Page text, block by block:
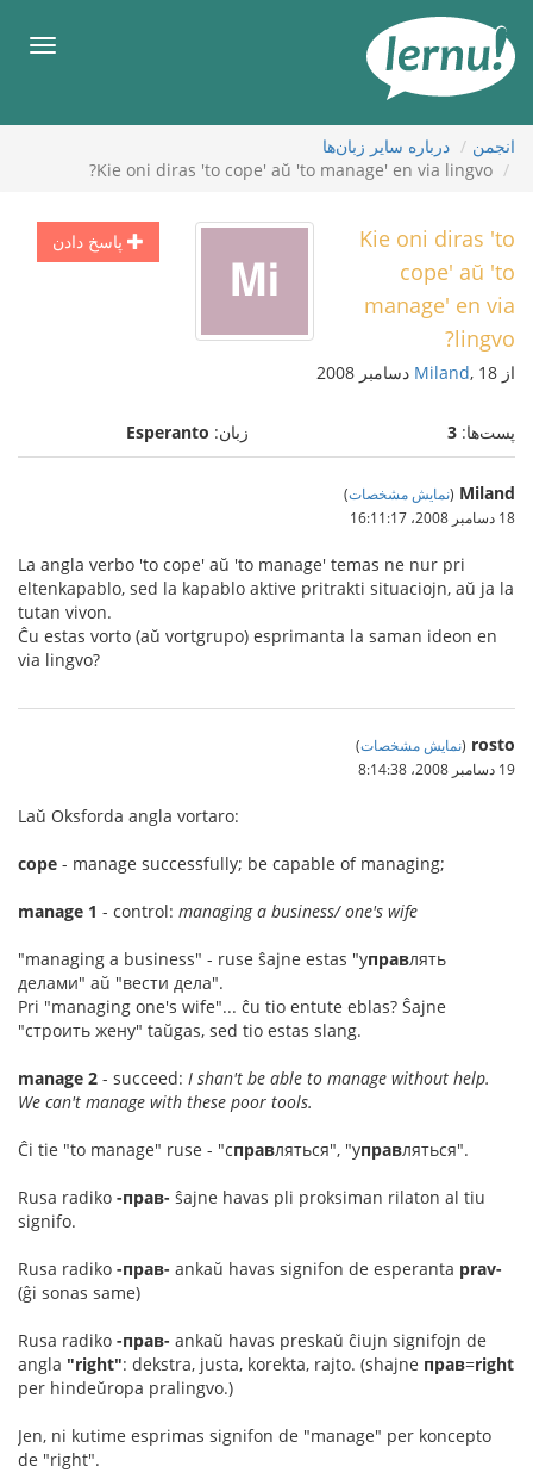
محتوا
انجمن
درباره ساير زبان‌ها
Kie oni diras 'to cope' aŭ 'to manage' en via lingvo?
پاسخ دادن
Kie oni diras 'to
cope' aŭ 'to
manage' en via
lingvo?
از Miland, 18 دسامبر 2008
پست‌ها: 3 زبان: Esperanto
Miland
(نمایش مشخصات)
18 دسامبر 2008،‏ 16:11:17
La angla verbo 'to cope' aŭ 'to manage' temas ne nur pri
eltenkapablo, sed la kapablo aktive pritrakti situaciojn, aŭ ja la
tutan vivon.
Ĉu estas vorto (aŭ vortgrupo) esprimanta la saman ideon en
via lingvo?
rosto
(نمایش مشخصات)
19 دسامبر 2008،‏ 8:14:38
Laŭ Oksforda angla vortaro:
cope - manage successfully; be capable of managing;
manage 1 - control: managing a business/ one's wife
"managing a business" - ruse ŝajne estas "управлять
делами" aŭ "вести дела".
Pri "managing one's wife"... ĉu tio entute eblas? Ŝajne
"строить жену" taŭgas, sed tio estas slang.
manage 2 - succeed: I shan't be able to manage without help.
We can't manage with these poor tools.
Ĉi tie "to manage" ruse - "справляться", "управляться".
Rusa radiko -прав- ŝajne havas pli proksiman rilaton al tiu
signifo.
Rusa radiko -прав- ankaŭ havas signifon de esperanta prav-
(ĝi sonas same)
Rusa radiko -прав- ankaŭ havas preskaŭ ĉiujn signifojn de
angla "right": dekstra, justa, korekta, rajto. (shajne прав=right
per hindeŭropa pralingvo.)
Jen, ni kutime esprimas signifon de "manage" per koncepto
de "right".